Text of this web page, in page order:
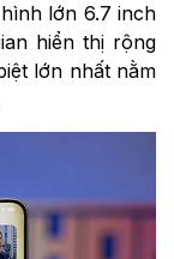
lớn 6.7 inch
hiển thị rộng
lớn nhất nằm